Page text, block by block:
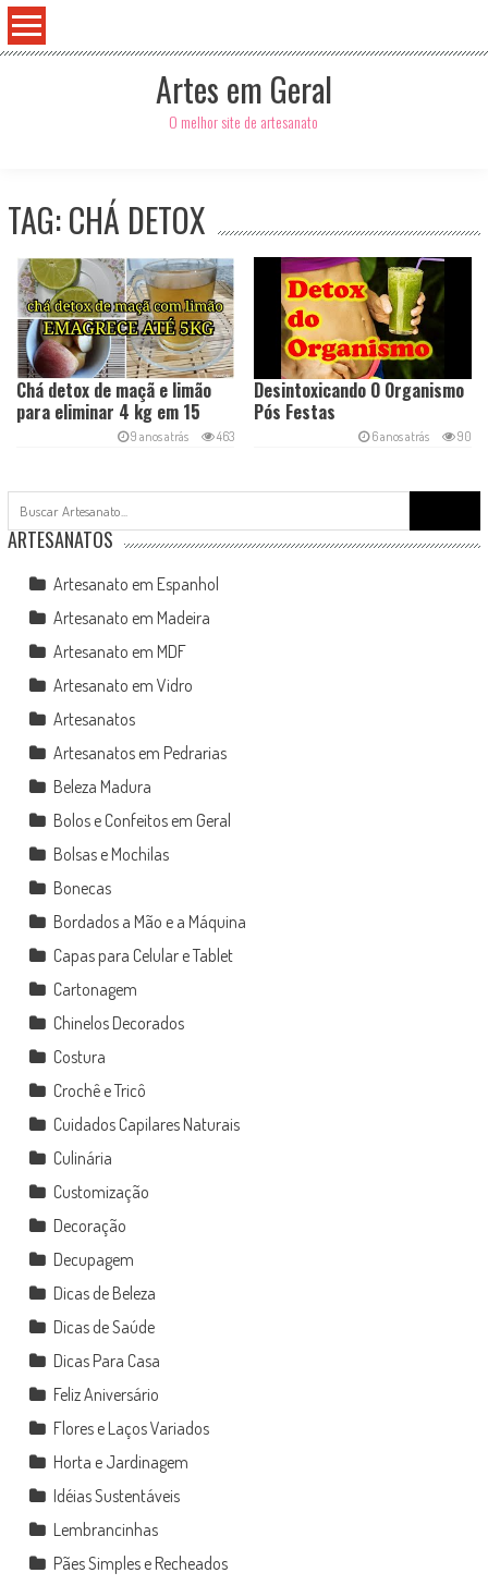
Artes em Geral
O melhor site de artesanato
TAG: CHÁ DETOX
Desintoxicando O Organismo
Pós Festas
6 anos atrás 90
Chá detox de maçã e limão
para eliminar 4 kg em 15
9 anos atrás 463
Search
for:
ARTESANATOS
Artesanato em Espanhol
Artesanato em Madeira
Artesanato em MDF
Artesanato em Vidro
Artesanatos
Artesanatos em Pedrarias
Beleza Madura
Bolos e Confeitos em Geral
Bolsas e Mochilas
Bonecas
Bordados a Mão e a Máquina
Capas para Celular e Tablet
Cartonagem
Chinelos Decorados
Costura
Crochê e Tricô
Cuidados Capilares Naturais
Culinária
Customização
Decoração
Decupagem
Dicas de Beleza
Dicas de Saúde
Dicas Para Casa
Feliz Aniversário
Flores e Laços Variados
Horta e Jardinagem
Idéias Sustentáveis
Lembrancinhas
Pães Simples e Recheados